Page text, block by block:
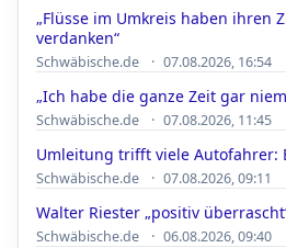
„Flüsse im Umkreis haben ihren
verdanken“
Schwäbische.de · 07.08.2026, 16:54
„Ich habe die ganze Zeit gar
Schwäbische.de · 07.08.2026, 11:45
Umleitung trifft viele Autofahrer:
Schwäbische.de · 07.08.2026, 09:11
Walter Riester „positiv
Schwäbische.de · 06.08.2026, 09:40